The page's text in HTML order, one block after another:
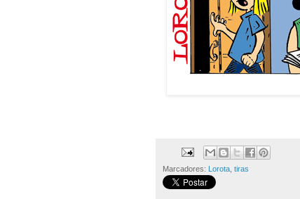
Marcadores: Lorota tiras